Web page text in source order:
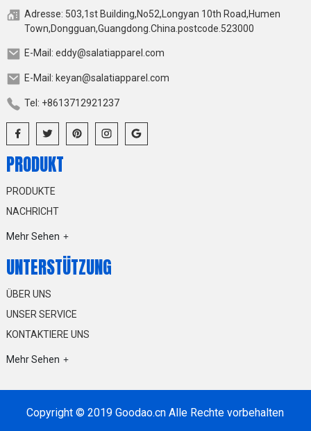
Adresse: 503,1st Building,No52,Longyan 10th Road,Humen
Town,Dongguan,Guangdong.China.postcode.523000
E-Mail: eddy@salatiapparel.com
E-Mail: keyan@salatiapparel.com
Tel: +8613712921237
PRODUKT
PRODUKTE
NACHRICHT
Mehr Sehen
UNTERSTÜTZUNG
ÜBER UNS
UNSER SERVICE
KONTAKTIERE UNS
Mehr Sehen
Copyright © 2019 Goodao.cn Alle Rechte vorbehalten